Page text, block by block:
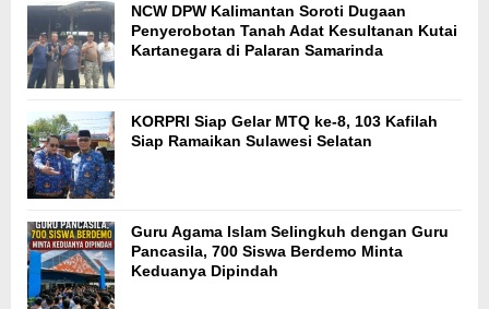
NCW DPW Kalimantan Soroti Dugaan
Penyerobotan Tanah Adat Kesultanan Kutai
Kartanegara di Palaran Samarinda
KORPRI Siap Gelar MTQ ke-8, 103 Kafilah
Siap Ramaikan Sulawesi Selatan
Guru Agama Islam Selingkuh dengan Guru
Pancasila, 700 Siswa Berdemo Minta
Keduanya Dipindah